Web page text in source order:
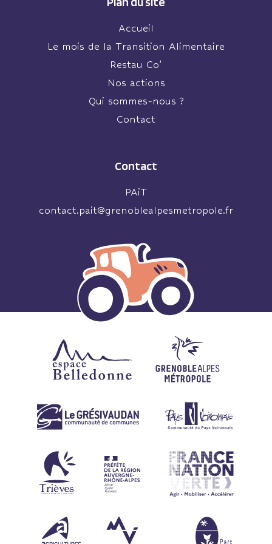
Accueil
Le mois de la Transition Alimentaire
Restau Co’
Nos actions
Qui sommes-nous ?
Contact
Contact
PAiT
contact.pait@grenoblealpesmetropole.fr